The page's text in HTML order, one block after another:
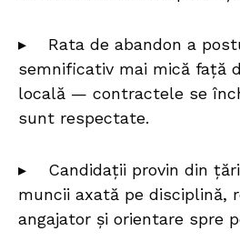
▸ Rata de abandon a
semnificativ mai mică față
locală — contractele se
sunt respectate.
▸ Candidații provin din
muncii axată pe disciplină,
angajator și orientare spre